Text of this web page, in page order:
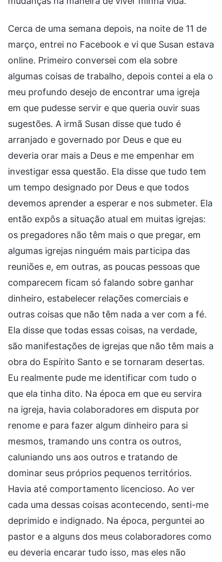
Cerca de uma semana depois, na noite de 11 de
março, entrei no Facebook e vi que Susan estava
online. Primeiro conversei com ela sobre
algumas coisas de trabalho, depois contei a ela o
meu profundo desejo de encontrar uma igreja
em que pudesse servir e que queria ouvir suas
sugestões. A irmã Susan disse que tudo é
arranjado e governado por Deus e que eu
deveria orar mais a Deus e me empenhar em
investigar essa questão. Ela disse que tudo tem
um tempo designado por Deus e que todos
devemos aprender a esperar e nos submeter. Ela
então expôs a situação atual em muitas igrejas:
os pregadores não têm mais o que pregar, em
algumas igrejas ninguém mais participa das
reuniões e, em outras, as poucas pessoas que
comparecem ficam só falando sobre ganhar
dinheiro, estabelecer relações comerciais e
outras coisas que não têm nada a ver com a fé.
Ela disse que todas essas coisas, na verdade,
são manifestações de igrejas que não têm mais a
obra do Espírito Santo e se tornaram desertas.
Eu realmente pude me identificar com tudo o
que ela tinha dito. Na época em que eu servira
na igreja, havia colaboradores em disputa por
renome e para fazer algum dinheiro para si
mesmos, tramando uns contra os outros,
caluniando uns aos outros e tratando de
dominar seus próprios pequenos territórios.
Havia até comportamento licencioso. Ao ver
cada uma dessas coisas acontecendo, senti-me
deprimido e indignado. Na época, perguntei ao
pastor e a alguns dos meus colaboradores como
eu deveria encarar tudo isso, mas eles não